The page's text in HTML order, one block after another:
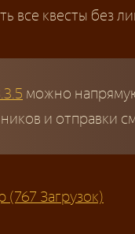
все квесты без
можно
и отправки
Загрузок)